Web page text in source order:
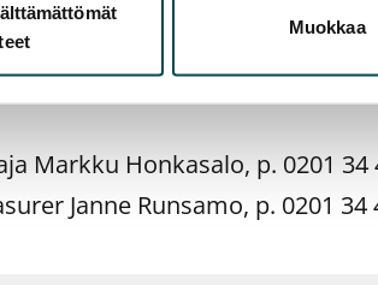
Muokkaa
Markku Honkasalo, p. 0201 34
Janne Runsamo, p. 0201 34